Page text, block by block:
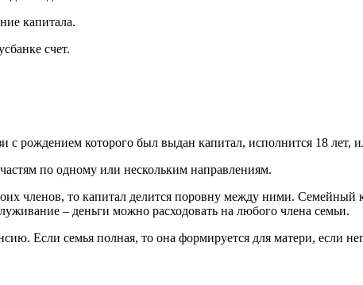
капитала.
счет.
с рождением которого был выдан капитал, исполнится 18 лет,
по одному или нескольким направлениям.
членов, то капитал делится поровну между ними.
– деньги можно расходовать на любого члена семьи.
Если семья полная, то она формируется для матери, если